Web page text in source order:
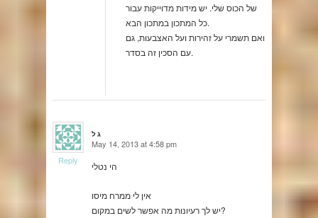
של הכוס שלי. יש מידות מדוייקות עבור
כל המתכון במתכון הבא.
ואם תשמרי על זהירות ועל האצבעות, גם
עם הסכין זה בסדר.
גל
says: May 14, 2013 at 4:58 pm
הי נטלי
אין לי ממרח מיסו
יש לך רעיונות מה אפשר לשים במקום?
Reply